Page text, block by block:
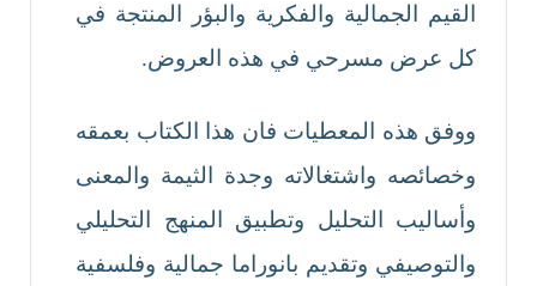
القيم الجمالية والفكرية والبؤر المنتجة في
كل عرض مسرحي في هذه العروض.
ووفق هذه المعطيات فان هذا الكتاب بعمقه
وخصائصه واشتغالاته وجدة الثيمة والمعنى
وأساليب التحليل وتطبيق المنهج التحليلي
والتوصيفي وتقديم بانوراما جمالية وفلسفية